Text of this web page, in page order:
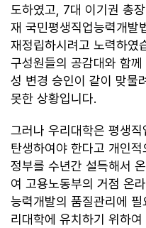
도하였고, 7대 이기권 총
재 국민평생직업능력개발
재정립하시려고 노력하였
구성원들의 공감대와 함
성 변경 승인이 같이 맞물
못한 상황입니다.
그러나 우리대학은 평생
탄생하여야 한다고 개인
정부를 수년간 설득해서
여 고용노동부의 거점 온
능력개발의 품질관리에
리대학에 유치하기 위하